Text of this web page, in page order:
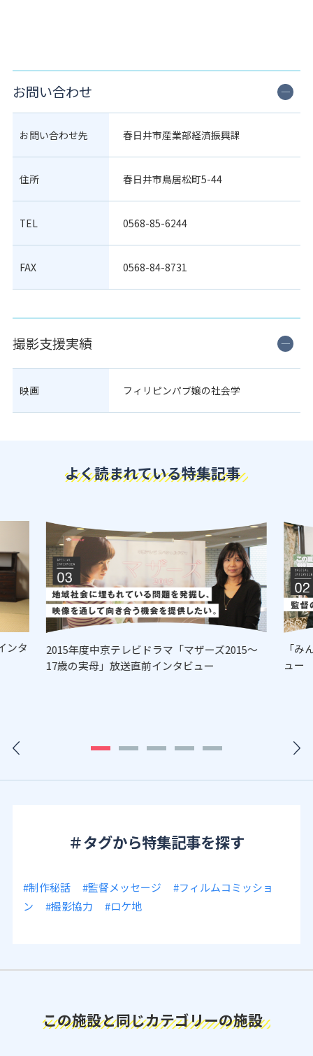
お問い合わせ
お問い合わせ先 春日井市産業部経済振興課
住所 春日井市鳥居松町5-44
TEL 0568-85-6244
FAX 0568-84-8731
撮影支援実績
映画 フィリピンパブ嬢の社会学
よく読まれている特集記事
ンタ
2015年度中京テレビドラマ「マザーズ2015～
17歳の実母」放送直前インタビュー
「
ュー
＃タグから特集記事を探す
#制作秘話 #監督メッセージ
#フィルムコミッショ
ン
#撮影協力 #ロケ地
この施設と同じカテゴリーの施設